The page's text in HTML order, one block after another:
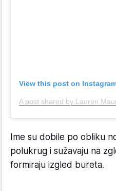
View this post on
Ime su dobile po obliku
polukrug i sužavaju na
formiraju izgled bureta.